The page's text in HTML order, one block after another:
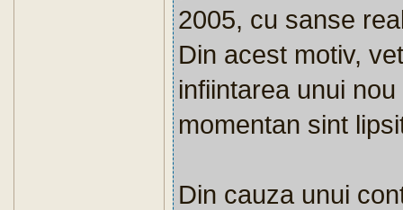
2005, cu sanse
Din acest motiv,
infiintarea unui
momentan sint
Din cauza unui